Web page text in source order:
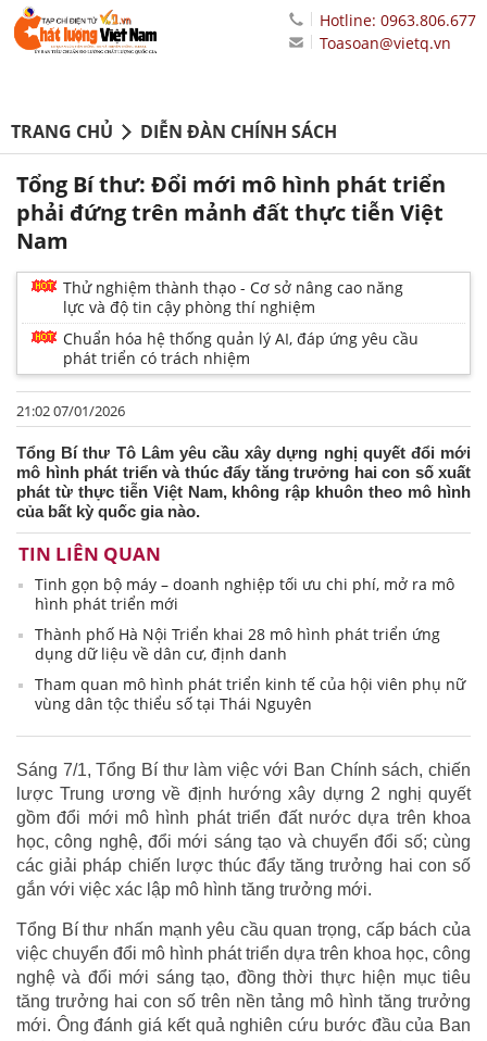
Hotline: 0963.806.677
Toasoan@vietq.vn
TRANG CHỦ DIỄN ĐÀN CHÍNH SÁCH
Tổng Bí thư: Đổi mới mô hình phát triển
phải đứng trên mảnh đất thực tiễn Việt
Nam
Thử nghiệm thành thạo - Cơ sở nâng cao năng
lực và độ tin cậy phòng thí nghiệm
Chuẩn hóa hệ thống quản lý AI, đáp ứng yêu cầu
phát triển có trách nhiệm
21:02 07/01/2026
Tổng Bí thư Tô Lâm yêu cầu xây dựng nghị quyết đổi mới
mô hình phát triển và thúc đẩy tăng trưởng hai con số xuất
phát từ thực tiễn Việt Nam, không rập khuôn theo mô hình
của bất kỳ quốc gia nào.
TIN LIÊN QUAN
Tinh gọn bộ máy – doanh nghiệp tối ưu chi phí, mở ra mô
hình phát triển mới
Thành phố Hà Nội Triển khai 28 mô hình phát triển ứng
dụng dữ liệu về dân cư, định danh
Tham quan mô hình phát triển kinh tế của hội viên phụ nữ
vùng dân tộc thiểu số tại Thái Nguyên
Sáng 7/1, Tổng Bí thư làm việc với Ban Chính sách, chiến
lược Trung ương về định hướng xây dựng 2 nghị quyết
gồm đổi mới mô hình phát triển đất nước dựa trên khoa
học, công nghệ, đổi mới sáng tạo và chuyển đổi số; cùng
các giải pháp chiến lược thúc đẩy tăng trưởng hai con số
gắn với việc xác lập mô hình tăng trưởng mới.
Tổng Bí thư nhấn mạnh yêu cầu quan trọng, cấp bách của
việc chuyển đổi mô hình phát triển dựa trên khoa học, công
nghệ và đổi mới sáng tạo, đồng thời thực hiện mục tiêu
tăng trưởng hai con số trên nền tảng mô hình tăng trưởng
mới. Ông đánh giá kết quả nghiên cứu bước đầu của Ban